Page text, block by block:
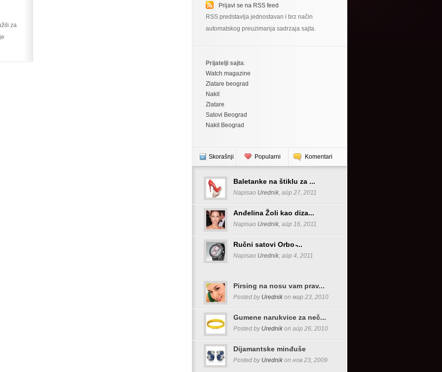
za
Prijavi se na RSS feed
RSS predstavlja jednostavan i brz način
automatskog preuzimanja sadrzaja sajta.
Prijatelji sajta:
Watch magazine
Zlatare beograd
Nakit
Zlatare
Satovi Beograd
Nakit Beograd
Skorašnji Popularni Komentari
Baletanke na štiklu za ...
Napisao Urednik, апр 27, 2011
Anđelina Žoli kao diza...
Napisao Urednik, апр 16, 2011
Ručni satovi Orbo ̵...
Napisao Urednik, апр 4, 2011
Pirsing na nosu vam prav...
Posted by Urednik on мар 23, 2010
Gumene narukvice za neč...
Posted by Urednik on апр 26, 2010
Dijamantske minđuše
Posted by Urednik on нов 23, 2009